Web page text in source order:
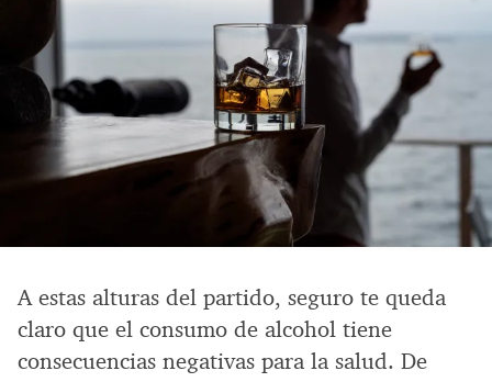
A estas alturas del partido, seguro te queda
claro que el consumo de alcohol tiene
consecuencias negativas para la salud. De